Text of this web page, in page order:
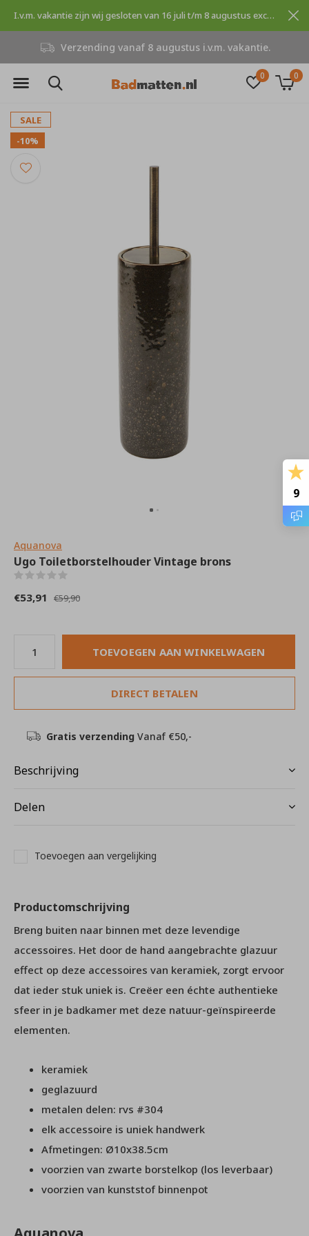
0 0
vanaf 8 augustus i.v.m. vakantie.
I.v.m. vakantie zijn wij gesloten van 16 juli t/m 8 augustus excuses voor dit ongemak.
SALE
-10%
Aquanova
Ugo Toiletborstelhouder Vintage brons
€53,91 €59,90
TOEVOEGEN AAN WINKELWAGEN
DIRECT BETALEN
Gratis verzending Vanaf €50,-
Beschrijving
Delen
Toevoegen aan vergelijking
Productomschrijving
Breng buiten naar binnen met deze levendige
accessoires. Het door de hand aangebrachte glazuur
effect op deze accessoires van keramiek, zorgt ervoor
dat ieder stuk uniek is. Creëer een échte authentieke
sfeer in je badkamer met deze natuur-geïnspireerde
elementen.
keramiek
geglazuurd
metalen delen: rvs #304
elk accessoire is uniek handwerk
Afmetingen: Ø10x38.5cm
voorzien van zwarte borstelkop (los leverbaar)
voorzien van kunststof binnenpot
9